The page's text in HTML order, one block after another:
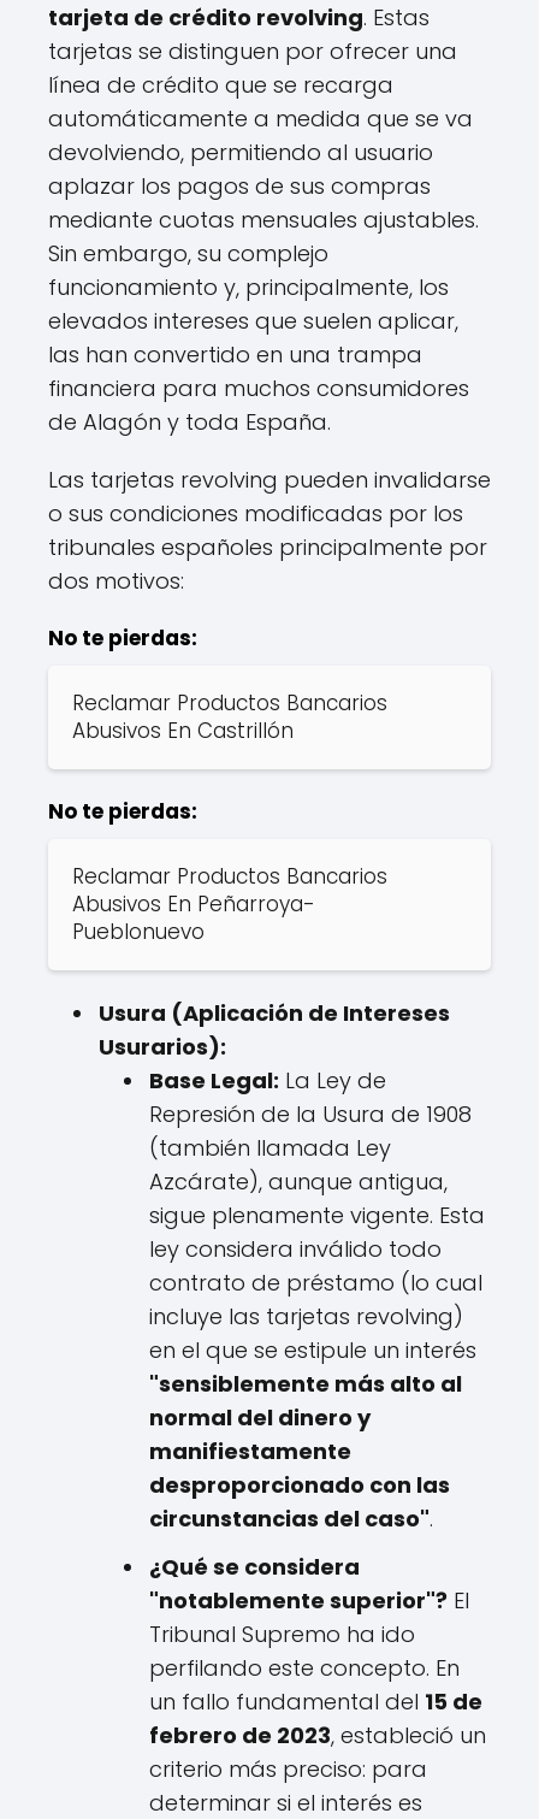
tarjeta de crédito revolving. Estas
tarjetas se distinguen por ofrecer una
línea de crédito que se recarga
automáticamente a medida que se va
devolviendo, permitiendo al usuario
aplazar los pagos de sus compras
mediante cuotas mensuales ajustables.
Sin embargo, su complejo
funcionamiento y, principalmente, los
elevados intereses que suelen aplicar,
las han convertido en una trampa
financiera para muchos consumidores
de Alagón y toda España.
Las tarjetas revolving pueden invalidarse
o sus condiciones modificadas por los
tribunales españoles principalmente por
dos motivos:
No te pierdas:
Reclamar Productos Bancarios
Abusivos En Castrillón
No te pierdas:
Reclamar Productos Bancarios
Abusivos En Peñarroya-
Pueblonuevo
Usura (Aplicación de Intereses
Usurarios):
Base Legal: La Ley de
Represión de la Usura de 1908
(también llamada Ley
Azcárate), aunque antigua,
sigue plenamente vigente. Esta
ley considera inválido todo
contrato de préstamo (lo cual
incluye las tarjetas revolving)
en el que se estipule un interés
"sensiblemente más alto al
normal del dinero y
manifiestamente
desproporcionado con las
circunstancias del caso".
¿Qué se considera
"notablemente superior"? El
Tribunal Supremo ha ido
perfilando este concepto. En
un fallo fundamental del 15 de
febrero de 2023, estableció un
criterio más preciso: para
determinar si el interés es